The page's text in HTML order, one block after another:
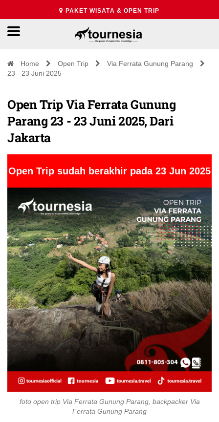
PAKET WISATA & OPEN TRIP
Home Open Trip
Via Ferrata Gunung Parang
23 - 23 Juni 2025
Open Trip Via Ferrata Gunung
Parang 23 - 23 Juni 2025, Dari
Jakarta
Open Trip sudah berakhir pada 23 Jun 2025
foto open trip Via Ferrata Gunung Parang, backpacker Via
Ferrata Gunung Parang